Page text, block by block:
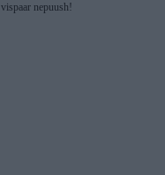
vispaar nepuush!